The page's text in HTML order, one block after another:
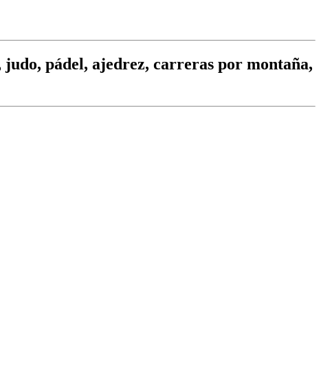
pádel, ajedrez, carreras por montaña,